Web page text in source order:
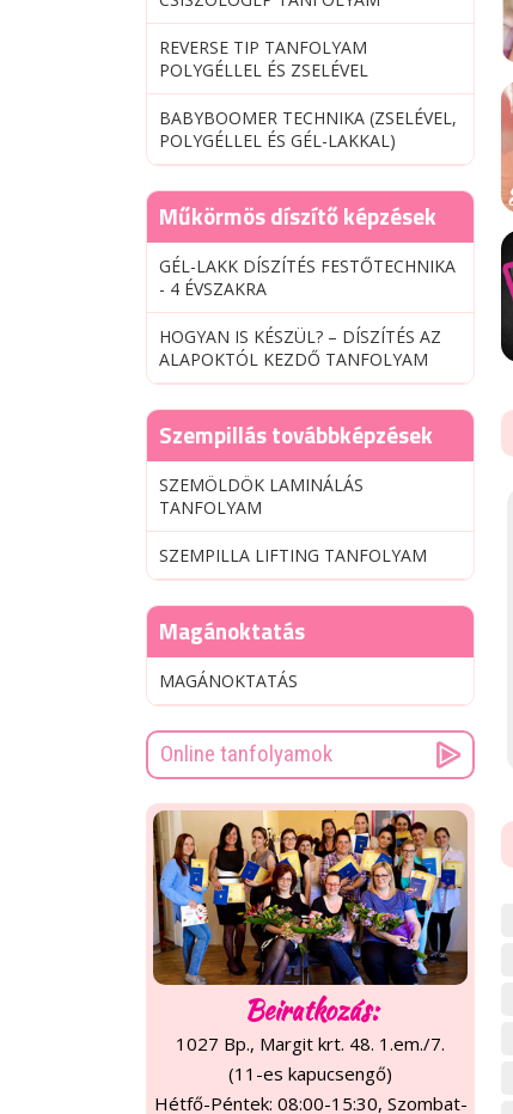
REVERSE TIP TANFOLYAM
POLYGÉLLEL ÉS ZSELÉVEL
BABYBOOMER TECHNIKA (ZSELÉVEL,
POLYGÉLLEL ÉS GÉL-LAKKAL)
Műkörmös díszítő képzések
GÉL-LAKK DÍSZÍTÉS FESTŐTECHNIKA
- 4 ÉVSZAKRA
HOGYAN IS KÉSZÜL? – DÍSZÍTÉS AZ
ALAPOKTÓL KEZDŐ TANFOLYAM
Szempillás továbbképzések
SZEMÖLDÖK LAMINÁLÁS
TANFOLYAM
SZEMPILLA LIFTING TANFOLYAM
Magánoktatás
MAGÁNOKTATÁS
Online tanfolyamok
Beiratkozás:
1027 Bp., Margit krt. 48. 1.em./7.
(11-es kapucsengő)
Hétfő-Péntek: 08:00-15:30, Szombat-